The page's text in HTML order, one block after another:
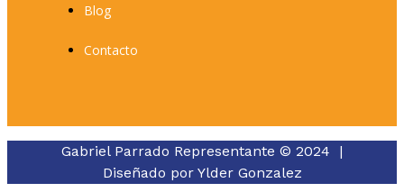
Blog
Contacto
Gabriel Parrado Representante © 2024 |
Diseñado por Ylder Gonzalez